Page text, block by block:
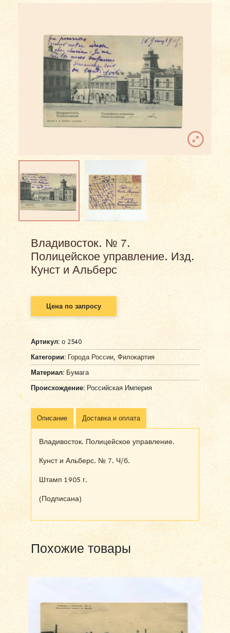
Владивосток. № 7.
Полицейское управление. Изд.
Кунст и Альберс
Цена по запросу
Артикул:о 2540
Категории: Города России, Филокартия
Материал:Бумага
Происхождение: Российская Империя
Описание Доставка и оплата
Владивосток. Полицейское управление.
Кунст и Альберс. № 7. Ч/б.
Штамп 1905 г.
(Подписана)
Похожие товары